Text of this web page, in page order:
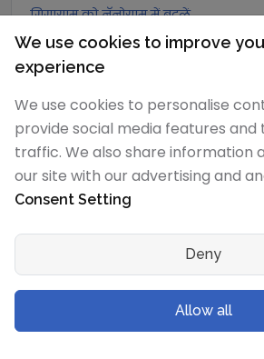
गिगाग्राम को नॅनोग्राम में बदलें
गिगाग्राम को पीकोग्राम में बदलें
गिगाग्राम को फ़ेम्टोग्राम में बदलें
गिगाग्राम को एट्टोग्राम में बदलें
गिगाग्राम को Quintal (UK) में बदलें
गिगाग्राम को Hundredweight (UK) में
गिगाग्राम को Scruple (apothecary) में
गिगाग्राम को Pennyweight में बदलें
गिगाग्राम को Ounce में बदलें
गिगाग्राम को stone (US) में बदलें
We use cookies to improve
experience
We use cookies to personalise
provide social media features and
traffic. We also share information
our site with our advertising and
Consent Setting
Deny
Allow all